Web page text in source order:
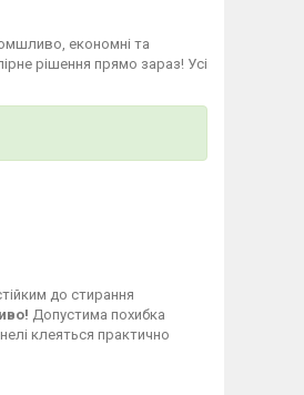
економні та
рішення прямо зараз! Усі
до стирання
Допустима похибка
клеяться практично